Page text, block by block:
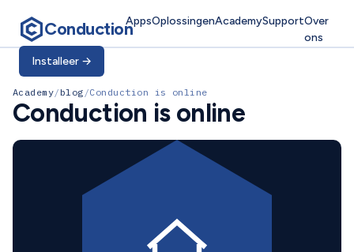
ConductionAppsOplossingenAcademySupportOver
ons
Installeer →
Academy/ blog /Conduction is online
Conduction is online